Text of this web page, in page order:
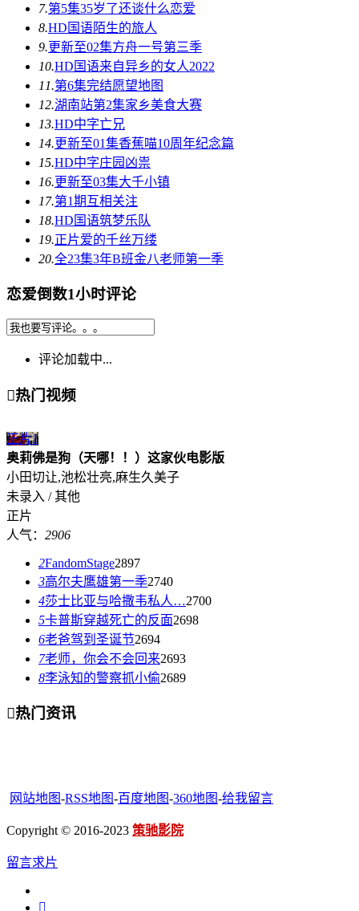
7.第5集35岁了还谈什么恋爱
8.HD国语陌生的旅人
9.更新至02集方舟一号第三季
10.HD国语来自异乡的女人2022
11.第6集完结愿望地图
12.湖南站第2集家乡美食大赛
13.HD中字亡兄
14.更新至01集香蕉喵10周年纪念篇
15.HD中字庄园凶祟
16.更新至03集大千小镇
17.第1期互相关注
18.HD国语筑梦乐队
19.正片爱的千丝万缕
20.全23集3年B班金八老师第一季
恋爱倒数1小时评论
评论加载中...
热门视频
正片1
奥莉佛是狗（天哪！！）这家伙电影版
小田切让,池松壮亮,麻生久美子
未录入 / 其他
正片
人气： 2906
2FandomStage2897
3高尔夫鹰雄第一季2740
4莎士比亚与哈撒韦私人…2700
5卡普斯穿越死亡的反面2698
6老爸驾到圣诞节2694
7老师，你会不会回来2693
8李泳知的警察抓小偷2689
热门资讯
网站地图-RSS地图-百度地图-360地图-给我留言
Copyright © 2016-2023 策驰影院
留言求片
